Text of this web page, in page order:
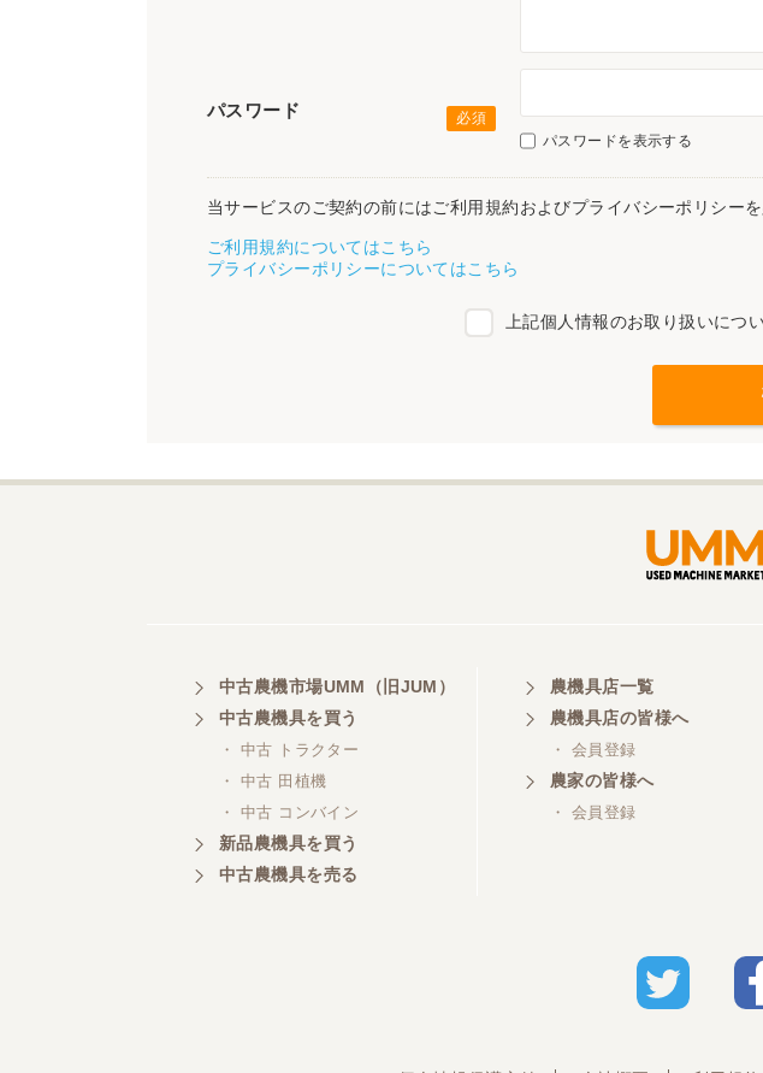
パスワード
パスワードを表示する
当サービスのご契約の前にはご利用規約およびプライバシーポリシーを
ご利用規約についてはこちら
プライバシーポリシーについてはこちら
上記個人情報のお取り扱いにつ
中古農機市場UMM（旧JUM）
中古農機具を買う
・ 中古 トラクター
・ 中古 田植機
・ 中古 コンバイン
新品農機具を買う
中古農機具を売る
農機具店一覧
農機具店の皆様へ
・ 会員登録
農家の皆様へ
・ 会員登録